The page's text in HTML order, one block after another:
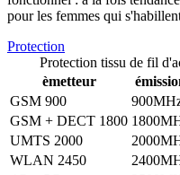
pour les femmes qui
Protection
Protection tissu de fil
èmetteur
GSM 900
GSM + DECT 1800
UMTS 2000
WLAN 2450